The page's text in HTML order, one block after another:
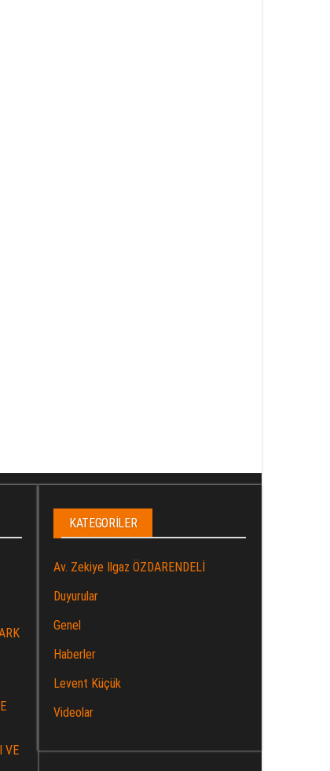
VE
KATEGORILER
Av. Zekiye Ilgaz ÖZDARENDELİ
Duyurular
Genel
Haberler
Levent Küçük
Videolar